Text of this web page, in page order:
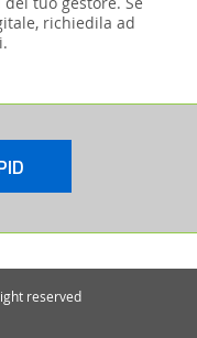
richiedila ad
reserved